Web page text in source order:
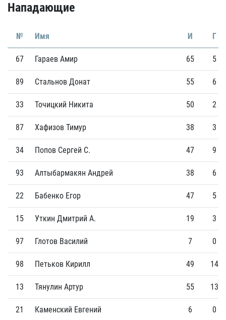
Нападающие
№ Имя И Г
67 Гараев Амир 65 5
89 Стальнов Донат 55 6
33 Точицкий Никита 50 2
87 Хафизов Тимур 38 3
34 Попов Сергей С. 47 9
93 Алтыбармакян Андрей 38 6
22 Бабенко Егор 47 5
15 Уткин Дмитрий А. 19 3
97 Глотов Василий 7 0
98 Петьков Кирилл 49 14
13 Тянулин Артур 55 13
21 Каменский Евгений 6 0